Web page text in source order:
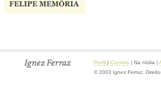
Perfil | Contato | Na mídia |
© 2003 Ignez Ferraz.